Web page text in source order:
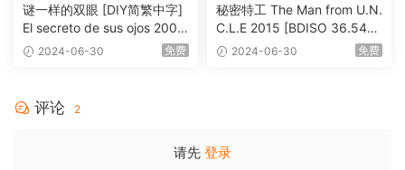
谜一样的双眼 [DIY简繁中字]
El secreto de sus ojos 2009
1080p Blu-ray AVC DTS-HD
2024-06-30 免费
秘密特工 The Man from U.N.
C.L.E 2015 [BDISO 36.54G
B] 2024-06-30 免费
评论 2
请先 登录